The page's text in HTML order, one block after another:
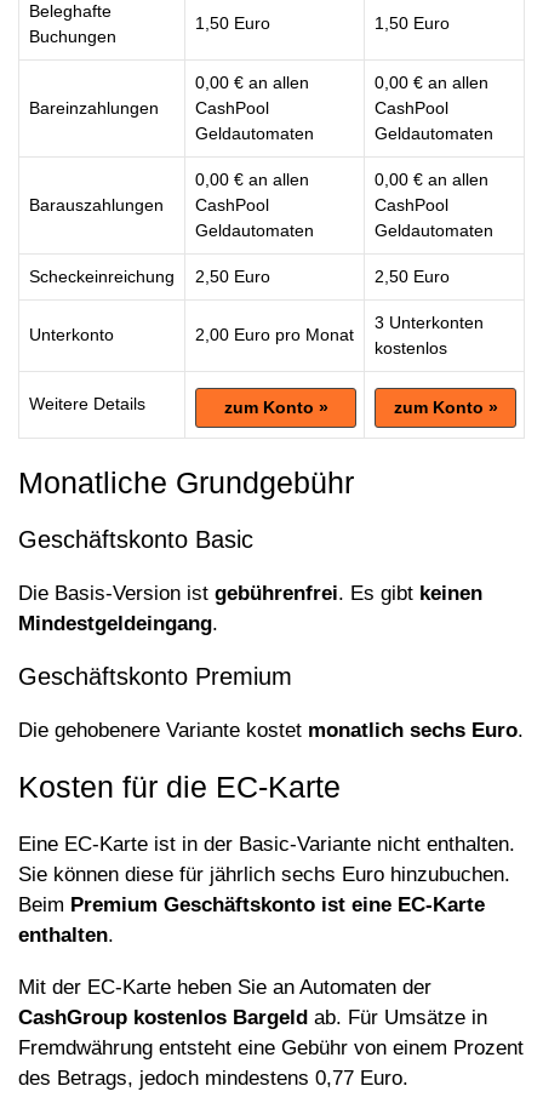
Beleghafte
Buchungen
1,50 Euro 1,50 Euro
Bareinzahlungen
0,00 € an allen
CashPool
Geldautomaten
0,00 € an allen
CashPool
Geldautomaten
Barauszahlungen
0,00 € an allen
CashPool
Geldautomaten
0,00 € an allen
CashPool
Geldautomaten
Scheckeinreichung 2,50 Euro 2,50 Euro
Unterkonto 2,00 Euro pro Monat
3 Unterkonten
kostenlos
Weitere Details zum Konto » zum Konto »
Monatliche Grundgebühr
Geschäftskonto Basic
Die Basis-Version ist gebührenfrei. Es gibt keinen
Mindestgeldeingang.
Geschäftskonto Premium
Die gehobenere Variante kostet monatlich sechs Euro.
Kosten für die EC-Karte
Eine EC-Karte ist in der Basic-Variante nicht enthalten.
Sie können diese für jährlich sechs Euro hinzubuchen.
Beim Premium Geschäftskonto ist eine EC-Karte
enthalten.
Mit der EC-Karte heben Sie an Automaten der
CashGroup kostenlos Bargeld ab. Für Umsätze in
Fremdwährung entsteht eine Gebühr von einem Prozent
des Betrags, jedoch mindestens 0,77 Euro.